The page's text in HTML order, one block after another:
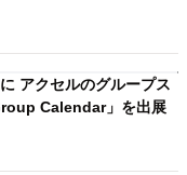
アクセルのグループス
Calendar」を出展